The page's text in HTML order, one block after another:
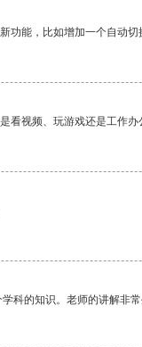
功能，比如增加一个自动切
看视频、玩游戏还是工作
科的知识。老师的讲解非